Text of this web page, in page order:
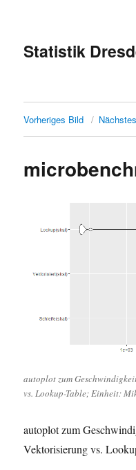
Statistik
Vorheriges Bild
autoplot zum
vs. Lookup-Table; Einheit:
autoplot zum
Vektorisierung vs.